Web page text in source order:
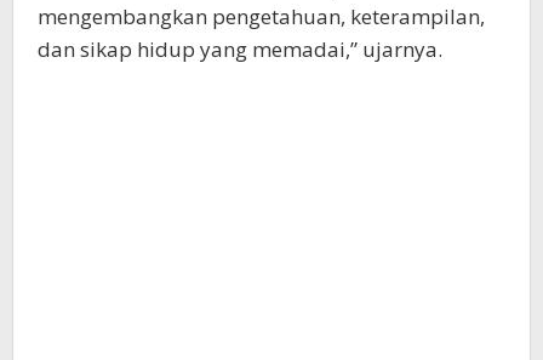
mengembangkan pengetahuan, keterampilan,
dan sikap hidup yang memadai,” ujarnya.